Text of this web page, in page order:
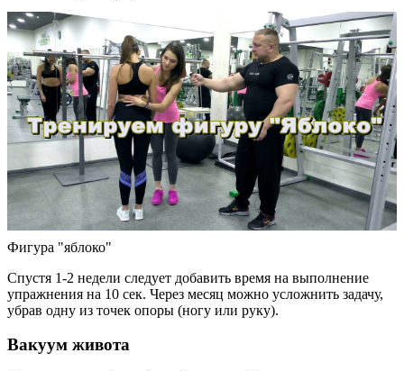
Фигура "яблоко"
Спустя 1-2 недели следует добавить время на выполнение
упражнения на 10 сек. Через месяц можно усложнить задачу,
убрав одну из точек опоры (ногу или руку).
Вакуум живота